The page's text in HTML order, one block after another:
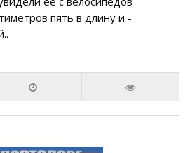
пять в длину и -